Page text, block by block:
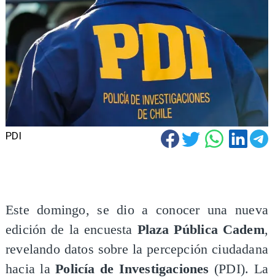
PDI
​Este domingo, se dio a conocer una nueva
edición de la encuesta Plaza Pública Cadem,
revelando datos sobre la percepción ciudadana
hacia laPolicía de Investigaciones (PDI). La